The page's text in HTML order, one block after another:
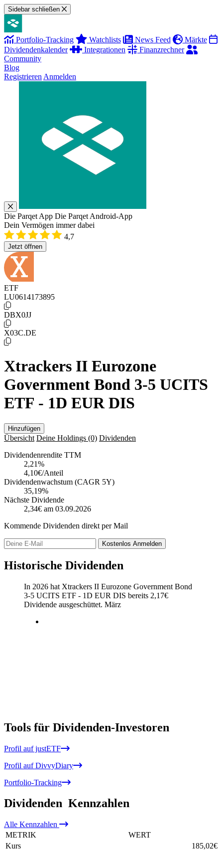
Sidebar schließen
Portfolio-Tracking Watchlists News Feed
Märkte
Dividendenkalender
Integrationen
Finanzrechner
Community
Blog
Registrieren Anmelden
Die Parqet App Die Parqet Android-App
Dein Vermögen immer dabei
4,7
Jetzt öffnen
ETF
LU0614173895
DBX0JJ
X03C.DE
Xtrackers II Eurozone
Government Bond 3-5 UCITS
ETF - 1D EUR DIS
Hinzufügen
Übersicht Deine Holdings (0) Dividenden
Dividendenrendite TTM
2,21%
4,10€/Anteil
Dividendenwachstum (CAGR 5Y)
35,19%
Nächste Dividende
2,34€ am 03.09.2026
Kommende Dividenden direkt per Mail
Kostenlos Anmelden
Historische Dividenden
In 2026 hat Xtrackers II Eurozone Government Bond
3-5 UCITS ETF - 1D EUR DIS bereits 2,17€
Dividende ausgeschüttet. März
Tools für Dividenden-Investoren
Profil auf justETF
Profil auf DivvyDiary
Portfolio-Tracking
Dividenden Kennzahlen
Alle Kennzahlen
METRIK
WERT
Kurs
185,02€